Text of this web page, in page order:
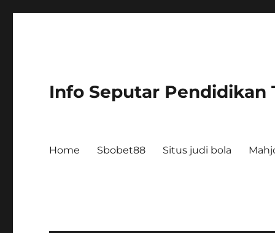
Info Seputar Pendidikan
Home Sbobet88 Situs judi bola